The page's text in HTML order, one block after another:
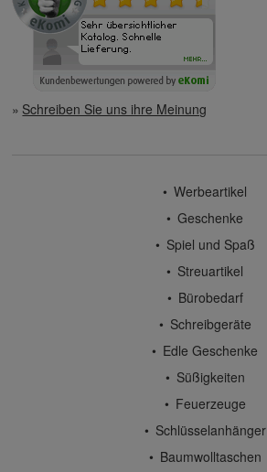
Schreiben Sie uns ihre Meinung
Werbeartikel
Geschenke
Spiel und Spaß
Streuartikel
Bürobedarf
Schreibgeräte
Edle Geschenke
Süßigkeiten
Feuerzeuge
Schlüsselanhänger
Baumwolltaschen